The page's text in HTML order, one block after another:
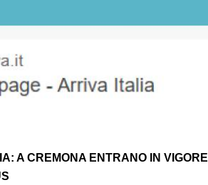
A CREMONA ENTRANO IN VIGORE